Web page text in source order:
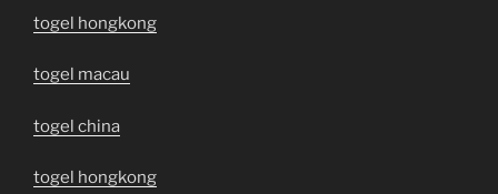
togel hongkong
togel macau
togel china
togel hongkong